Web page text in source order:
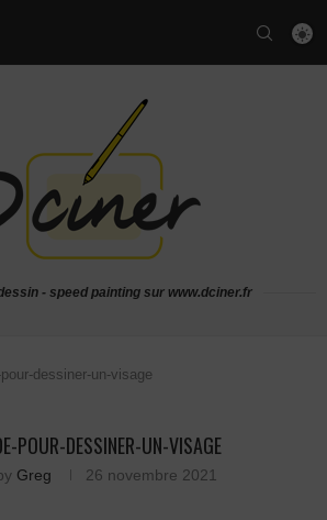
- speed painting sur www.dciner.fr
dessiner-un-visage
POUR-DESSINER-UN-VISAGE
Greg 26 novembre 2021